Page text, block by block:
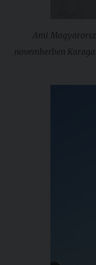
Ami
novemberben